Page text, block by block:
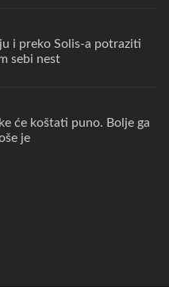
i preko Solis-a potraziti
sebi nest
će koštati puno. Bolje ga
je